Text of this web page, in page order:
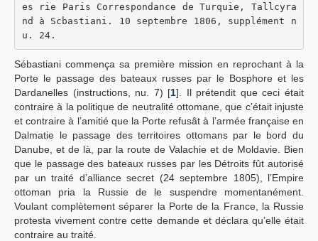
es rie Paris Correspondance de Turquie, Tallcyra
nd à Scbastiani. 10 septembre 1806, supplément n
u. 24.
Sébastiani commença sa première mission en reprochant à la
Porte le passage des bateaux russes par le Bosphore et les
Dardanelles (instructions, nu. 7) [1]. Il prétendit que ceci était
contraire à la politique de neutralité ottomane, que c’était injuste
et contraire à l’amitié que la Porte refusât à l’armée française en
Dalmatie le passage des territoires ottomans par le bord du
Danube, et de là, par la route de Valachie et de Moldavie. Bien
que le passage des bateaux russes par les Détroits fût autorisé
par un traité d’alliance secret (24 septembre 1805), l’Empire
ottoman pria la Russie de le suspendre momentanément.
Voulant complètement séparer la Porte de la France, la Russie
protesta vivement contre cette demande et déclara qu’elle était
contraire au traité.